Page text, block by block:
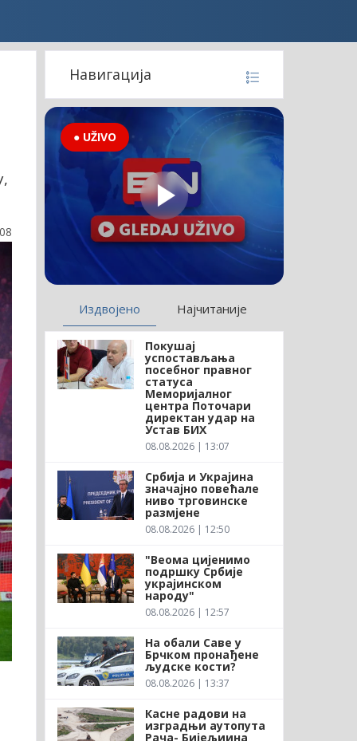
Навигација
● UŽIVO
Издвојено Најчитаније
Покушај
успостављања
посебног правног
статуса
Меморијалног
центра Поточари
директан удар на
Устав БИХ
08.08.2026 | 13:07
Србија и Украјина
значајно повећале
ниво трговинске
размјене
08.08.2026 | 12:50
"Веома цијенимо
подршку Србије
украјинском
народу"
08.08.2026 | 12:57
На обали Саве у
Брчком пронађене
људске кости?
08.08.2026 | 13:37
Касне радови на
изградњи аутопута
Рача- Бијељиина